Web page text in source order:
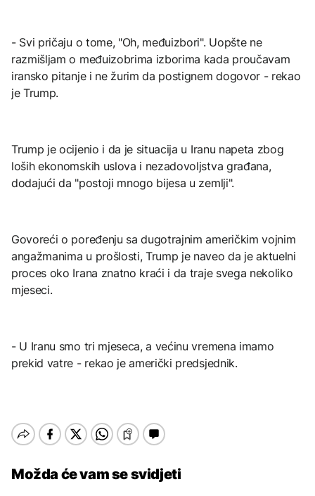
- Svi pričaju o tome, "Oh, međuizbori". Uopšte ne
razmišljam o međuizobrima izborima kada proučavam
iransko pitanje i ne žurim da postignem dogovor - rekao
je Trump.
Trump je ocijenio i da je situacija u Iranu napeta zbog
loših ekonomskih uslova i nezadovoljstva građana,
dodajući da "postoji mnogo bijesa u zemlji".
Govoreći o poređenju sa dugotrajnim američkim vojnim
angažmanima u prošlosti, Trump je naveo da je aktuelni
proces oko Irana znatno kraći i da traje svega nekoliko
mjeseci.
- U Iranu smo tri mjeseca, a većinu vremena imamo
prekid vatre - rekao je američki predsjednik.
Možda će vam se svidjeti